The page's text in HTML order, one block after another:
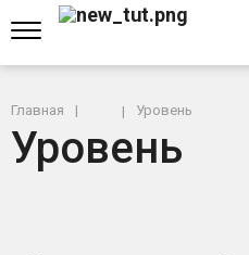
Главная Уровень
Уровень